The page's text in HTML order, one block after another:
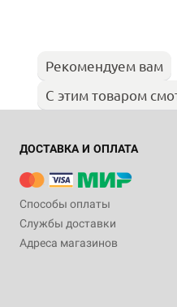
Рекомендуем вам
С этим товаром
ДОСТАВКА И ОПЛАТА
Способы оплаты
Службы доставки
Адреса магазинов